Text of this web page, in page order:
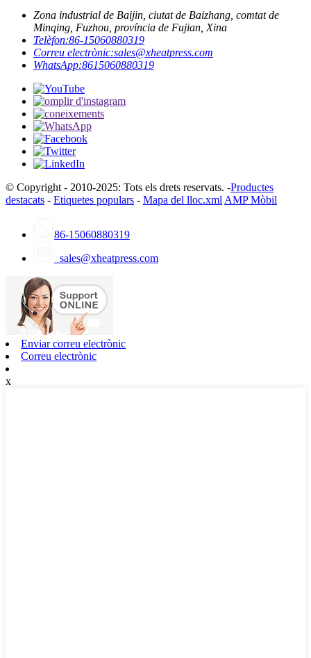
Zona industrial de Baijin, ciutat de Baizhang, comtat de
Minqing, Fuzhou, província de Fujian, Xina
Telèfon:86-15060880319
Correu electrònic:sales@xheatpress.com
WhatsApp:8615060880319
© Copyright - 2010-2025: Tots els drets reservats. -Productes
destacats - Etiquetes populars - Mapa del lloc.xml AMP Mòbil
86-15060880319
sales@xheatpress.com
Enviar correu electrònic
Correu electrònic
x